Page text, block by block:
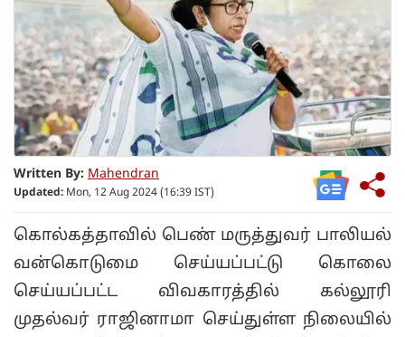
Written By: Mahendran
Updated: Mon, 12 Aug 2024 (16:39 IST)
கொல்கத்தாவில் பெண் மருத்துவர் பாலியல்
வன்கொடுமை செய்யப்பட்டு கொலை
செய்யப்பட்ட விவகாரத்தில் கல்லூரி
முதல்வர் ராஜினாமா செய்துள்ள நிலையில்